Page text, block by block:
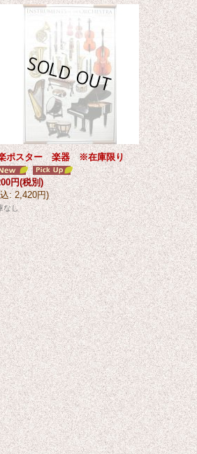
ポスター 楽器 ※在庫限り
円(税別)
: 2,420円)
なし